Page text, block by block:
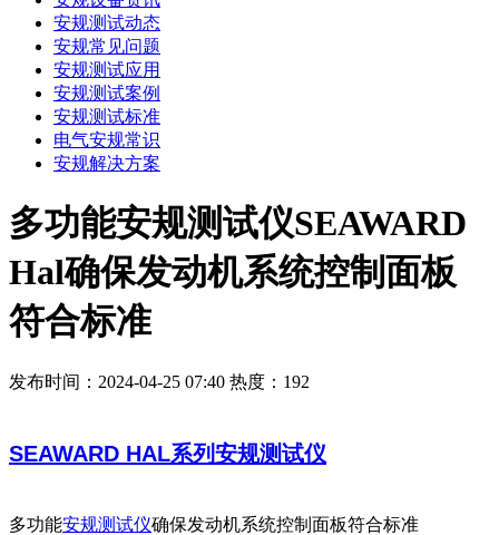
安规测试动态
安规常见问题
安规测试应用
安规测试案例
安规测试标准
电气安规常识
安规解决方案
多功能安规测试仪SEAWARD
Hal确保发动机系统控制面板
符合标准
发布时间：2024-04-25 07:40 热度：192
SEAWARD HAL系列安规测试仪
多功能安规测试仪确保发动机系统控制面板符合标准